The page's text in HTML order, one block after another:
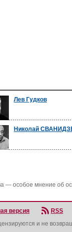
Лев Гудков
Николай
— особое мнение об
версия
RSS
и не